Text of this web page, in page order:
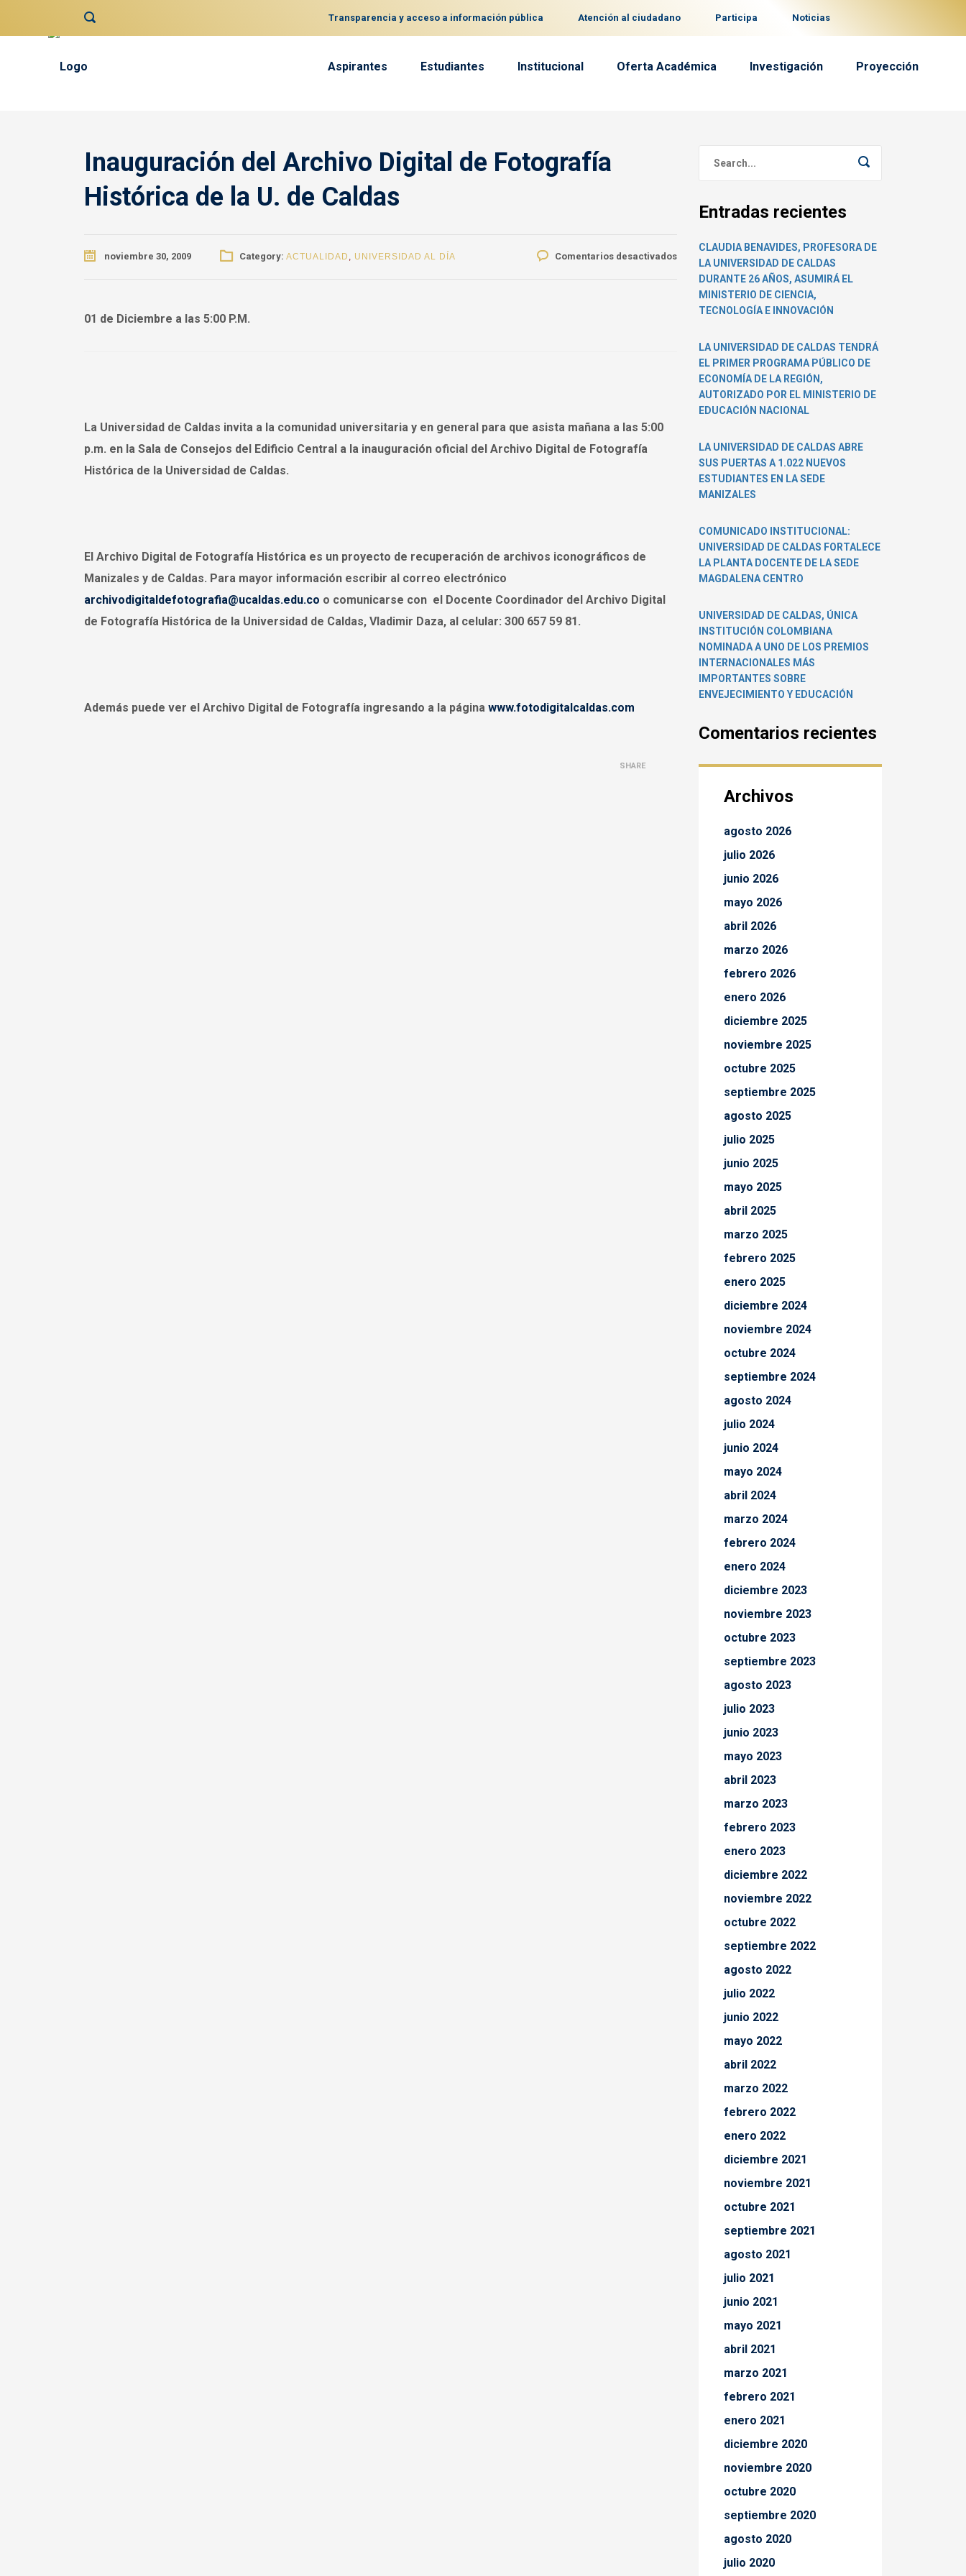
Transparencia y acceso a información pública Atención al ciudadano Participa Noticias
Aspirantes Estudiantes Institucional Oferta Académica Investigación Proyección
Inauguración del Archivo Digital de Fotografía
Histórica de la U. de Caldas
noviembre 30, 2009 Category: ACTUALIDAD , UNIVERSIDAD AL DÍA Comentarios desactivadosen
Archivo
Digital
Fotografía
Histórica
01 de Diciembre a las 5:00 P.M.
La Universidad de Caldas invita a la comunidad universitaria y en general para que asista mañana a las 5:00
p.m. en la Sala de Consejos del Edificio Central a la inauguración oficial del Archivo Digital de Fotografía
Histórica de la Universidad de Caldas.
El Archivo Digital de Fotografía Histórica es un proyecto de recuperación de archivos iconográficos de
Manizales y de Caldas. Para mayor información escribir al correo electrónico
archivodigitaldefotografia@ucaldas.edu.co o comunicarse con el Docente Coordinador del Archivo Digital
de Fotografía Histórica de la Universidad de Caldas, Vladimir Daza, al celular: 300 657 59 81.
Además puede ver el Archivo Digital de Fotografía ingresando a la página www.fotodigitalcaldas.com
SHARE
Entradas recientes
CLAUDIA BENAVIDES, PROFESORA DE
LA UNIVERSIDAD DE CALDAS
DURANTE 26 AÑOS, ASUMIRÁ EL
MINISTERIO DE CIENCIA,
TECNOLOGÍA E INNOVACIÓN
LA UNIVERSIDAD DE CALDAS TENDRÁ
EL PRIMER PROGRAMA PÚBLICO DE
ECONOMÍA DE LA REGIÓN,
AUTORIZADO POR EL MINISTERIO DE
EDUCACIÓN NACIONAL
LA UNIVERSIDAD DE CALDAS ABRE
SUS PUERTAS A 1.022 NUEVOS
ESTUDIANTES EN LA SEDE
MANIZALES
COMUNICADO INSTITUCIONAL:
UNIVERSIDAD DE CALDAS FORTALECE
LA PLANTA DOCENTE DE LA SEDE
MAGDALENA CENTRO
UNIVERSIDAD DE CALDAS, ÚNICA
INSTITUCIÓN COLOMBIANA
NOMINADA A UNO DE LOS PREMIOS
INTERNACIONALES MÁS
IMPORTANTES SOBRE
ENVEJECIMIENTO Y EDUCACIÓN
Comentarios recientes
Archivos
agosto 2026
julio 2026
junio 2026
mayo 2026
abril 2026
marzo 2026
febrero 2026
enero 2026
diciembre 2025
noviembre 2025
octubre 2025
septiembre 2025
agosto 2025
julio 2025
junio 2025
mayo 2025
abril 2025
marzo 2025
febrero 2025
enero 2025
diciembre 2024
noviembre 2024
octubre 2024
septiembre 2024
agosto 2024
julio 2024
junio 2024
mayo 2024
abril 2024
marzo 2024
febrero 2024
enero 2024
diciembre 2023
noviembre 2023
octubre 2023
septiembre 2023
agosto 2023
julio 2023
junio 2023
mayo 2023
abril 2023
marzo 2023
febrero 2023
enero 2023
diciembre 2022
noviembre 2022
octubre 2022
septiembre 2022
agosto 2022
julio 2022
junio 2022
mayo 2022
abril 2022
marzo 2022
febrero 2022
enero 2022
diciembre 2021
noviembre 2021
octubre 2021
septiembre 2021
agosto 2021
julio 2021
junio 2021
mayo 2021
abril 2021
marzo 2021
febrero 2021
enero 2021
diciembre 2020
noviembre 2020
octubre 2020
septiembre 2020
agosto 2020
julio 2020